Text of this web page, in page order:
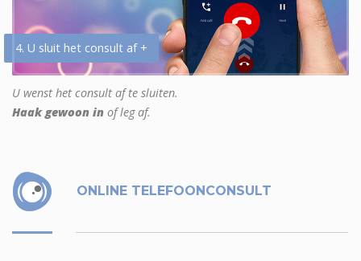
4. U sluit het consult af +
U wenst het consult af te sluiten.
Haak gewoon in of leg af.
ONLINE TELEFOONCONSULT